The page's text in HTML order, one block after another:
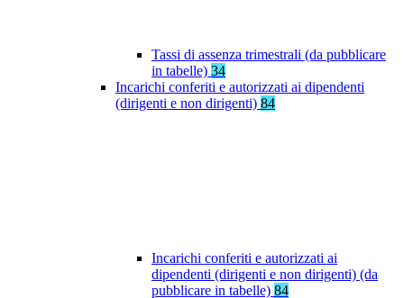
Tassi di assenza trimestrali (da pubblicare
in tabelle) 34
Incarichi conferiti e autorizzati ai dipendenti
(dirigenti e non dirigenti) 84
Incarichi conferiti e autorizzati ai
dipendenti (dirigenti e non dirigenti) (da
pubblicare in tabelle) 84